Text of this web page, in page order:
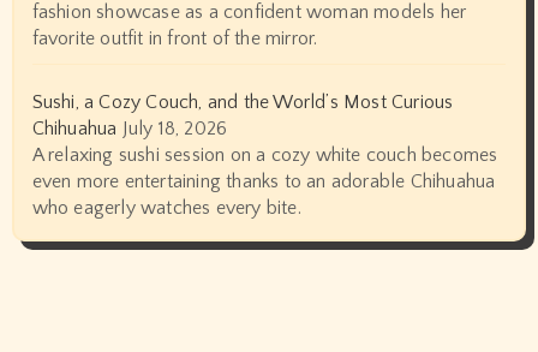
fashion showcase as a confident woman models her
favorite outfit in front of the mirror.
Sushi, a Cozy Couch, and the World’s Most Curious
Chihuahua July 18, 2026
A relaxing sushi session on a cozy white couch becomes
even more entertaining thanks to an adorable Chihuahua
who eagerly watches every bite.